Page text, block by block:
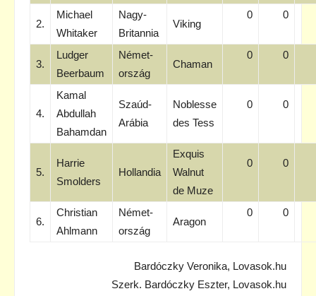
2.
Michael
Whitaker
Nagy-
Britannia
Viking
0 0
3.
Ludger
Beerbaum
Német-
ország
Chaman
0 0
4.
Kamal
Abdullah
Bahamdan
Szaúd-
Arábia
Noblesse
des Tess
0 0
5.
Harrie
Smolders
Hollandia
Exquis
Walnut
de Muze
0 0
6.
Christian
Ahlmann
Német-
ország
Aragon
0 0
Bardóczky Veronika, Lovasok.hu
Szerk. Bardóczky Eszter, Lovasok.hu